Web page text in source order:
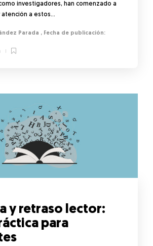
investigadores, han comenzado a
atención a estos…
Parada ,
y retraso lector:
para